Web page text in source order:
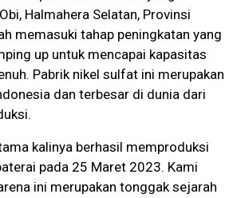
Halmahera Selatan, Provinsi
memasuki tahap peningkatan yang
up untuk mencapai kapasitas
Pabrik nikel sulfat ini merupakan
dan terbesar di dunia dari
kalinya berhasil memproduksi
pada 25 Maret 2023. Kami
ini merupakan tonggak sejarah